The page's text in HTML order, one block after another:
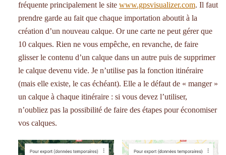
fréquente principalement le site www.gpsvisualizer.com. Il faut
prendre garde au fait que chaque importation aboutit à la
création d’un nouveau calque. Or une carte ne peut gérer que
10 calques. Rien ne vous empêche, en revanche, de faire
glisser le contenu d’un calque dans un autre puis de supprimer
le calque devenu vide. Je n’utilise pas la fonction itinéraire
(mais elle existe, le cas échéant). Elle a le défaut de « manger »
un calque à chaque itinéraire : si vous devez l’utiliser,
n’oubliez pas la possibilité de faire des étapes pour économiser
vos calques.